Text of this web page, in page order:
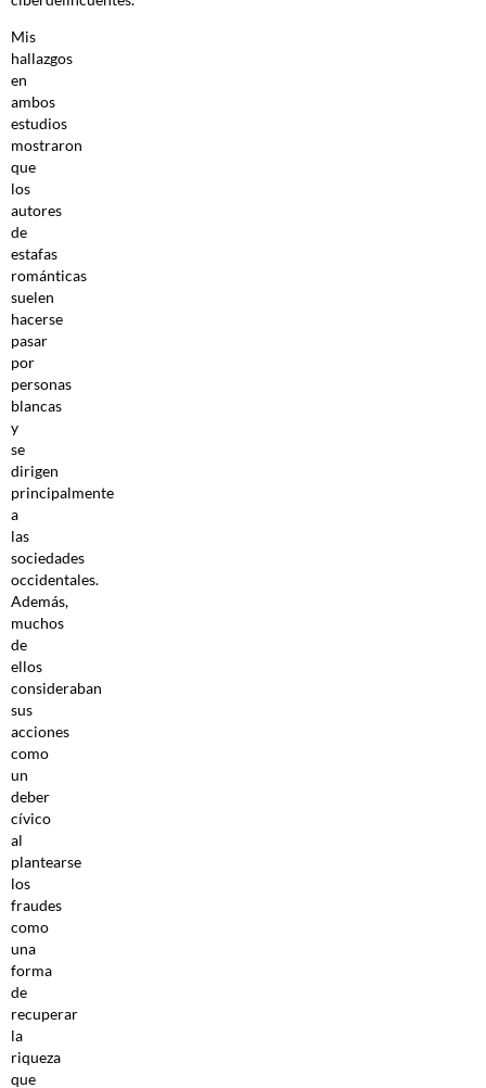
Mis
hallazgos
en
ambos
estudios
mostraron
que
los
autores
de
estafas
románticas
suelen
hacerse
pasar
por
personas
blancas
y
se
dirigen
principalmente
a
las
sociedades
occidentales.
Además,
muchos
de
ellos
consideraban
sus
acciones
como
un
deber
cívico
al
plantearse
los
fraudes
como
una
forma
de
recuperar
la
riqueza
que